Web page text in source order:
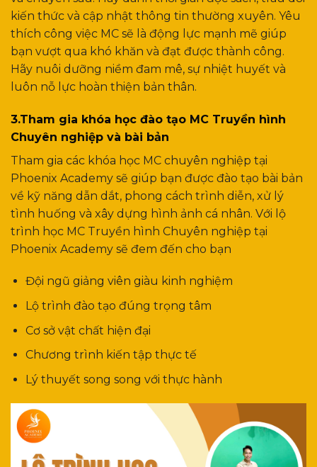
kiến thức và cập nhật thông tin thường xuyên. Yêu
thích công việc MC sẽ là động lực mạnh mẽ giúp
bạn vượt qua khó khăn và đạt được thành công.
Hãy nuôi dưỡng niềm đam mê, sự nhiệt huyết và
luôn nỗ lực hoàn thiện bản thân.
3.Tham gia khóa học đào tạo MC Truyền hình
Chuyên nghiệp và bài bản
Tham gia các khóa học MC chuyên nghiệp tại
Phoenix Academy sẽ giúp bạn được đào tạo bài bản
về kỹ năng dẫn dắt, phong cách trình diễn, xử lý
tình huống và xây dựng hình ảnh cá nhân. Với lộ
trình học MC Truyền hình Chuyên nghiệp tại
Phoenix Academy sẽ đem đến cho bạn
Đội ngũ giảng viên giàu kinh nghiệm
Lộ trình đào tạo đúng trọng tâm
Cơ sở vật chất hiện đại
Chương trình kiến tập thực tế
Lý thuyết song song với thực hành